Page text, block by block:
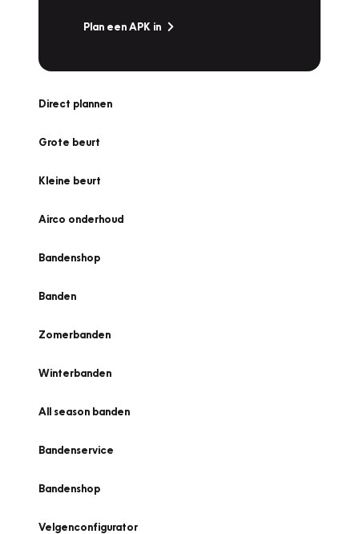
Plan een APK in
Direct plannen
Grote beurt
Kleine beurt
Airco onderhoud
Bandenshop
Banden
Zomerbanden
Winterbanden
All season banden
Bandenservice
Bandenshop
Velgenconfigurator